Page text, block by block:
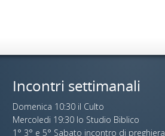
Incontri settimanali
Domenica 10:30 il Culto
Mercoledi 19:30 lo Studio Biblico
1° 3° e 5° Sabato incontro di preghiera